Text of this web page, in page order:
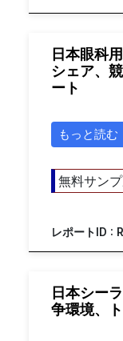
日本眼科
シェア、
ート
もっと読む
無料サン
レポートID :
日本シー
争環境、